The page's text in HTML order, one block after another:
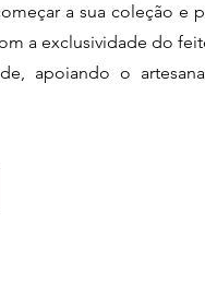
a sua coleção e
a exclusividade do
apoiando o